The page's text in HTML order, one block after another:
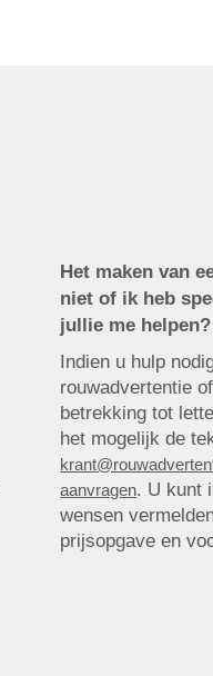
Het maken van
niet of ik heb
jullie me helpen?
Indien u hulp
rouwadvertentie
betrekking tot
het mogelijk de
aanvragen. U kunt
wensen
prijsopgave en